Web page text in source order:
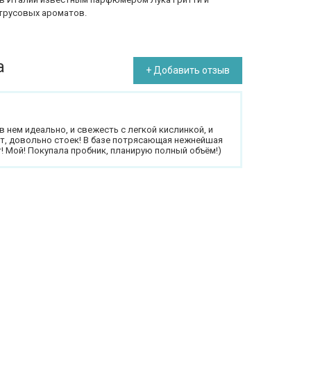
ароматов.
+ Добавить отзыв
идеально, и свежесть с легкой кислинкой, и
довольно стоек! В базе потрясающая нежнейшая
Мой! Покупала пробник, планирую полный объём!)